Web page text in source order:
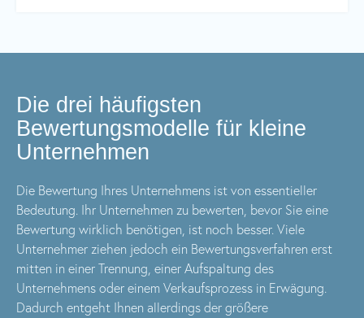
Die drei häufigsten
Bewertungsmodelle für kleine
Unternehmen
Die Bewertung Ihres Unternehmens ist von essentieller
Bedeutung. Ihr Unternehmen zu bewerten, bevor Sie eine
Bewertung wirklich benötigen, ist noch besser. Viele
Unternehmer ziehen jedoch ein Bewertungsverfahren erst
mitten in einer Trennung, einer Aufspaltung des
Unternehmens oder einem Verkaufsprozess in Erwägung.
Dadurch entgeht Ihnen allerdings der größere